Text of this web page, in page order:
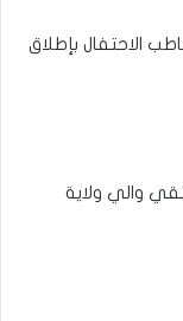
الاحتفال بإطلاق
والي ولاية